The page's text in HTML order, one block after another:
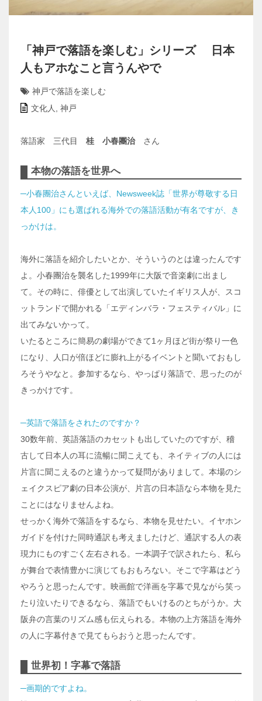
「神戸で落語を楽しむ」シリーズ 日本
人もアホなこと言うんやで
神戸で落語を楽しむ
文化人, 神戸
落語家 三代目 桂 小春團治さん
本物の落語を世界へ
─小春團治さんといえば、Newsweek誌「世界が尊敬する日
本人100」にも選ばれる海外での落語活動が有名ですが、き
っかけは。
海外に落語を紹介したいとか、そういうのとは違ったんです
よ。小春團治を襲名した1999年に大阪で音楽劇に出まし
て。その時に、俳優として出演していたイギリス人が、スコ
ットランドで開かれる「エディンバラ・フェスティバル」に
出てみないかって。
いたるところに簡易の劇場ができて1ヶ月ほど街が祭り一色
になり、人口が倍ほどに膨れ上がるイベントと聞いておもし
ろそうやなと。参加するなら、やっぱり落語で、思ったのが
きっかけです。
─英語で落語をされたのですか？
30数年前、英語落語のカセットも出していたのですが、稽
古して日本人の耳に流暢に聞こえても、ネイティブの人には
片言に聞こえるのと違うかって疑問がありまして。本場のシ
ェイクスピア劇の日本公演が、片言の日本語なら本物を見た
ことにはなりませんよね。
せっかく海外で落語をするなら、本物を見せたい。イヤホン
ガイドを付けた同時通訳も考えましたけど、通訳する人の表
現力にものすごく左右される。一本調子で訳されたら、私ら
が舞台で表情豊かに演じてもおもろない。そこで字幕はどう
やろうと思ったんです。映画館で洋画を字幕で見ながら笑っ
たり泣いたりできるなら、落語でもいけるのとちがうか。大
阪弁の言葉のリズム感も伝えられる。本物の上方落語を海外
の人に字幕付きで見てもらおうと思ったんです。
世界初！字幕で落語
─画期的ですよね。